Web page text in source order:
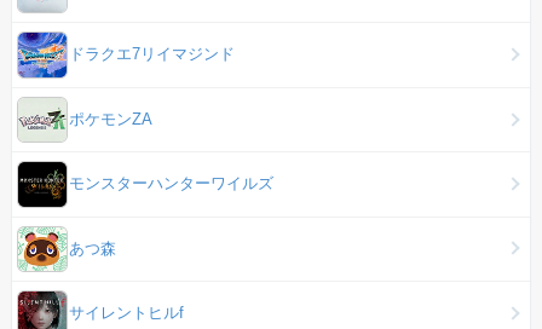
ドラクエ7リイマジンド
ポケモンZA
モンスターハンターワイルズ
あつ森
サイレントヒルf